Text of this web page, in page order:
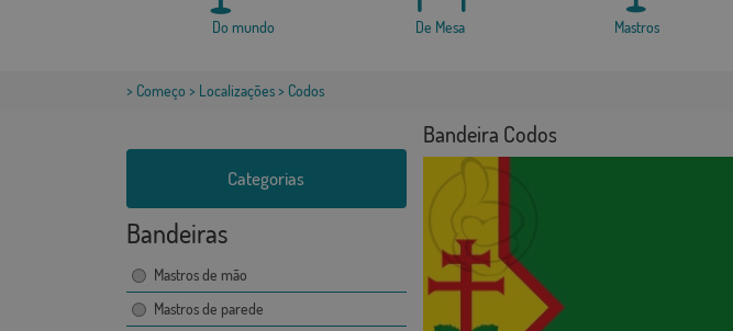
Do mundo De Mesa Mastros
> Começo > Localizações> Codos
Categorias
Bandeiras
Mastros de mão
Mastros de parede
Bandeira Codos